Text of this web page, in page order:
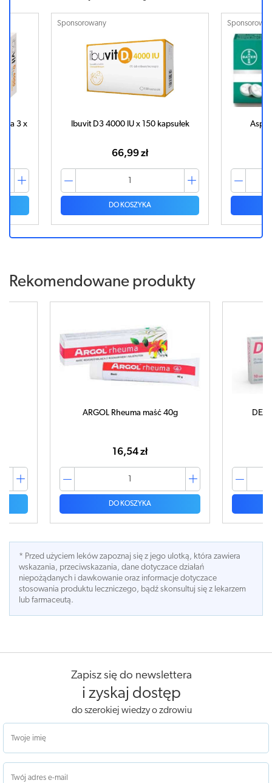
3 x
Sponsorowany
Ibuvit D3 4000 IU x 150 kapsułek
66,99 zł
DO KOSZYKA
Rekomendowane produkty
ARGOL Rheuma maść 40g
16,54 zł
DO KOSZYKA
* Przed użyciem leków zapoznaj się z jego ulotką, która zawiera
wskazania, przeciwskazania, dane dotyczace działań
niepożądanych i dawkowanie oraz informacje dotyczace
stosowania produktu leczniczego, bądź skonsultuj się z lekarzem
lub farmaceutą.
Zapisz się do newslettera
i zyskaj dostęp
do szerokiej wiedzy o zdrowiu